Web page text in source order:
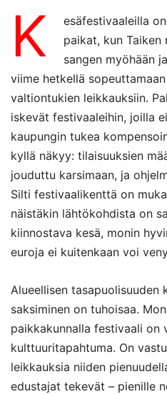
K
esäfestivaaleilla
paikat, kun
sangen myöhään
viime hetkellä
valtiontukien leikkauksiin.
iskevät festivaaleihin, joilla
kaupungin tukea
kyllä näkyy: tilaisuuksien
jouduttu karsimaan, ja
Silti festivaalikenttä on
näistäkin lähtökohdista on
kiinnostava kesä, monin
euroja ei kuitenkaan voi
Alueellisen tasapuolisuuden
saksiminen on tuhoisaa.
paikkakunnalla festivaali on
kulttuuritapahtuma. On
leikkauksia niiden
edustajat tekevät – pienille